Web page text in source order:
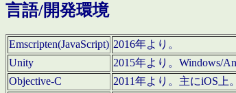
言語/開発環境
Emscripten(JavaScript) 2016年より。
Unity
2015年より。Windows/
Objective-C
2011年より。主にiOS上。